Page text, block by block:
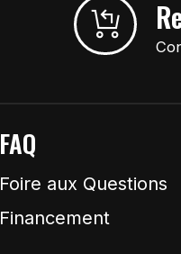
FAQ
Foire aux Questions
Financement